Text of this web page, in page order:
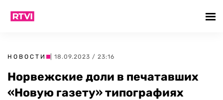
НОВОСТИ | 18.09.2023 / 23:16
Норвежские доли в печатавших
«Новую газету» типографиях